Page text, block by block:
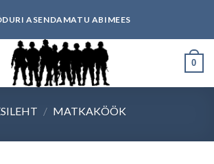
ASENDAMATU ABIMEES
0
/ MATKAKÖÖK